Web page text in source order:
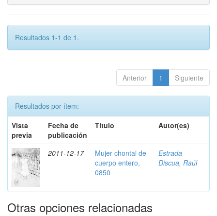
Resultados 1-1 de 1.
Anterior 1 Siguiente
Resultados por ítem:
Vista
previa
Fecha de
publicación
Título Autor(es)
2011-12-17
Mujer chontal de
cuerpo entero,
0850
Estrada
Discua, Raúl
Otras opciones relacionadas